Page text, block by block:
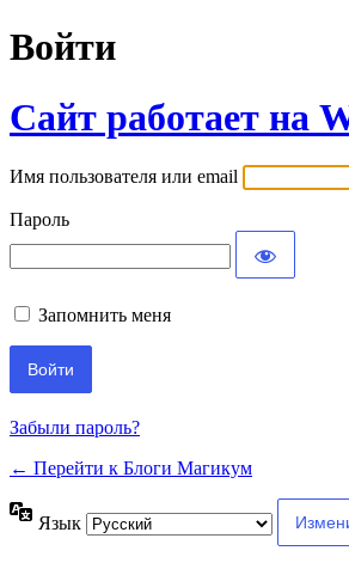
Войти
Сайт работает на
Имя пользователя или email
Пароль
Запомнить меня
Забыли пароль?
← Перейти к Блоги Магикум
Язык